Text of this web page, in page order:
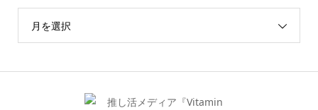
月を選択